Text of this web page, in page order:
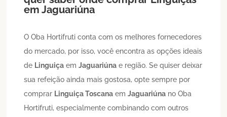
emJaguariúna
O Oba Hortifruti conta com os melhores fornecedores
do mercado, por isso, você encontra as opções ideais
de Linguiça emJaguariúna e região. Se quiser deixar
sua refeição ainda mais gostosa, opte sempre por
comprar Linguiça Toscana emJaguariúna no Oba
Hortifruti, especialmente combinando com outros